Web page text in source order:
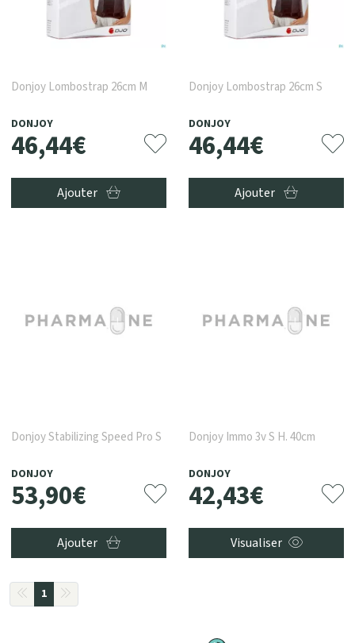
Donjoy Lombostrap 26cm M
DONJOY
46,44€
Ajouter
Donjoy Lombostrap 26cm S
DONJOY
46,44€
Ajouter
Donjoy Stabilizing Speed Pro S
DONJOY
53,90€
Ajouter
Donjoy Immo 3v S H. 40cm
DONJOY
42,43€
Visualiser
1